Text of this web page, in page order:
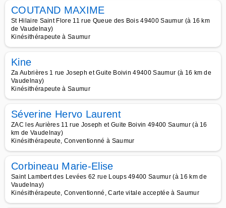
COUTAND MAXIME
St Hilaire Saint Flore 11 rue Queue des Bois 49400 Saumur (à 16 km
de Vaudelnay)
Kinésithérapeute à Saumur
Kine
Za Aubrières 1 rue Joseph et Guite Boivin 49400 Saumur (à 16 km de
Vaudelnay)
Kinésithérapeute à Saumur
Séverine Hervo Laurent
ZAC les Aurières 11 rue Joseph et Guite Boivin 49400 Saumur (à 16
km de Vaudelnay)
Kinésithérapeute, Conventionné à Saumur
Corbineau Marie-Elise
Saint Lambert des Levées 62 rue Loups 49400 Saumur (à 16 km de
Vaudelnay)
Kinésithérapeute, Conventionné, Carte vitale acceptée à Saumur